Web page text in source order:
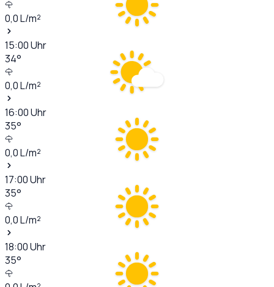
0,0L/m²
15:00Uhr
34°
0,0L/m²
16:00Uhr
35°
0,0L/m²
17:00Uhr
35°
0,0L/m²
18:00Uhr
35°